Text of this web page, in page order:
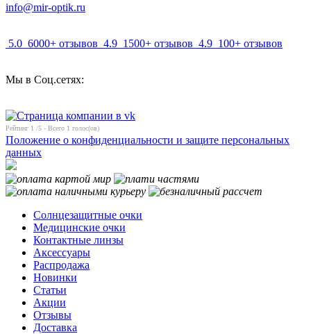
info@mir-optik.ru
5.0 6000+ отзывов 4.9 1500+ отзывов 4.9 100+ отзывов
Мы в Соц.сетях:
Рейтинг 1 /5 - Всего 1 голос(ов)
Положение о конфиденциальности и защите персональных
данных
Солнцезащитные очки
Медицинские очки
Контактные линзы
Аксессуары
Распродажа
Новинки
Статьи
Акции
Отзывы
Доставка